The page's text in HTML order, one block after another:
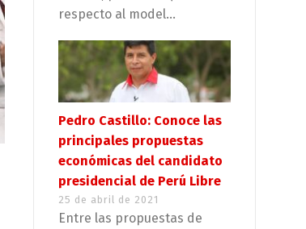
respecto al model...
Pedro Castillo: Conoce las
principales propuestas
económicas del candidato
presidencial de Perú Libre
25 de abril de 2021
Entre las propuestas de